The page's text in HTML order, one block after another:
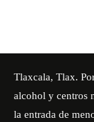
Tlaxcala, Tlax.
alcohol y centros
la entrada de